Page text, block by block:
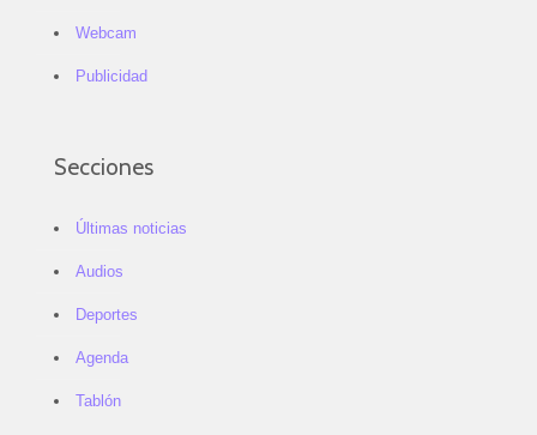
Webcam
Publicidad
Secciones
Últimas noticias
Audios
Deportes
Agenda
Tablón